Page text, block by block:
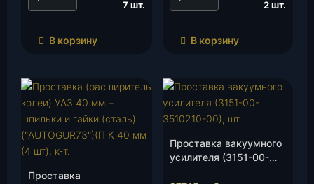
7 шт.
В корзину
2 шт.
В корзину
Проставка
Проставка вакуумного
усилителя (3151-00-